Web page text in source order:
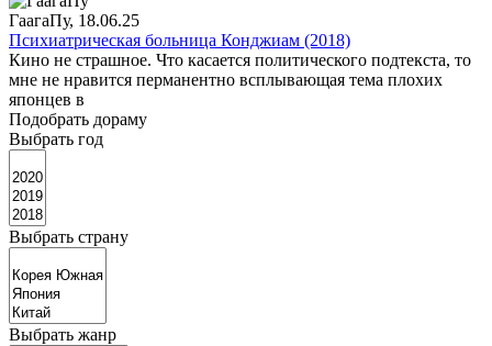
ГаагаПу, 18.06.25
Психиатрическая больница Конджиам (2018)
Кино не страшное. Что касается политического подтекста, то
мне не нравится перманентно всплывающая тема плохих
японцев в
Подобрать дораму
Выбрать год
Выбрать страну
Выбрать жанр